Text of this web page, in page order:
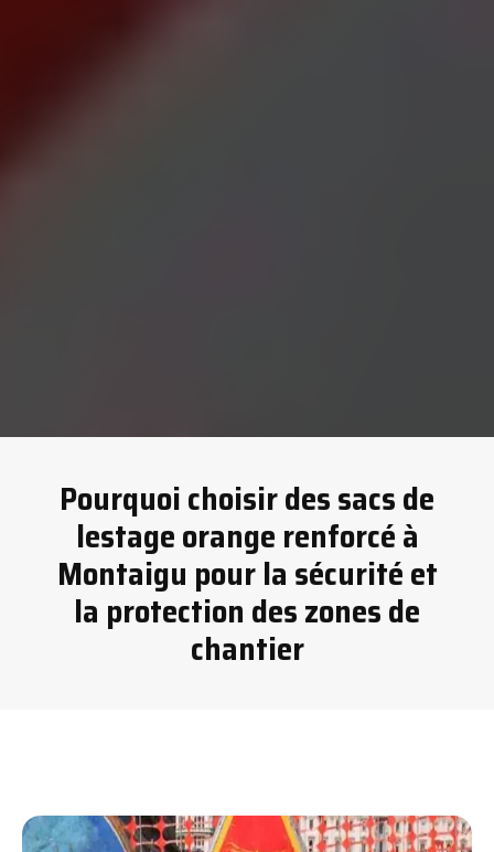
Pourquoi choisir des sacs de
lestage orange renforcé à
Montaigu pour la sécurité et
la protection des zones de
chantier